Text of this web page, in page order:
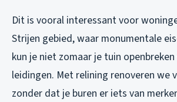
Dit is vooral interessant voor
Strijen gebied, waar monumentale
kun je niet zomaar je tuin
leidingen. Met relining renoveren we
zonder dat je buren er iets van